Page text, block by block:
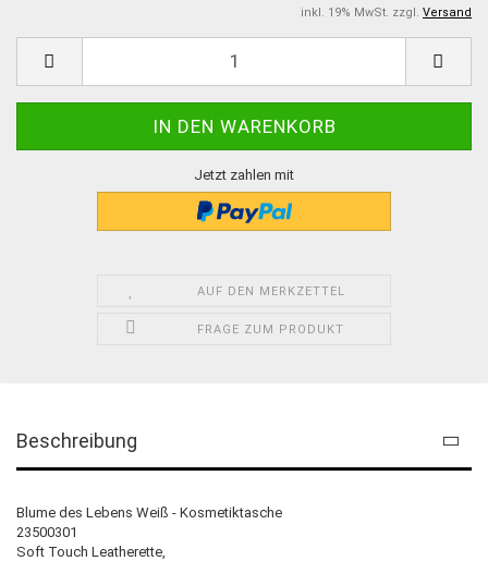
inkl. 19% MwSt. zzgl. Versand
Jetzt zahlen mit
AUF DEN MERKZETTEL
FRAGE ZUM PRODUKT
Beschreibung
Blume des Lebens Weiß - Kosmetiktasche
23500301
Soft Touch Leatherette,